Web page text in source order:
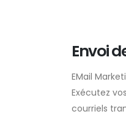
Envoi
EMail
Exécutez
courriels